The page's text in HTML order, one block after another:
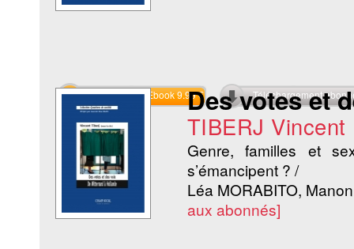
Commander l'Ebook 9.99 € Téléchargement
Des votes et
TIBERJ Vincent
Genre, familles et
s’émancipent ? /
Léa MORABITO,
aux abonnés]